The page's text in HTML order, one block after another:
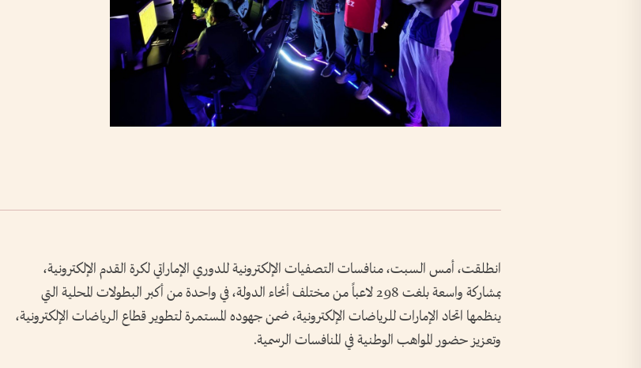
انطلقت، أمس السبت، منافسات التصفيات الإلكترونية للدوري الإماراتي لكرة القدم الإلكترونية،
بمشاركة واسعة بلغت 298 لاعباً من مختلف أنحاء الدولة، في واحدة من أكبر البطولات المحلية التي
ينظمها اتحاد الإمارات للرياضات الإلكترونية، ضمن جهوده المستمرة لتطوير قطاع الرياضات الإلكترونية،
وتعزيز حضور المواهب الوطنية في المنافسات الرسمية.